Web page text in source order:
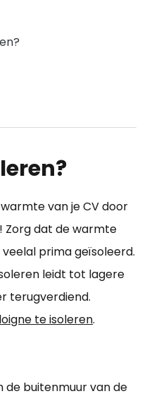
van je CV door
Zorg dat de warmte
prima geïsoleerd.
leidt tot lagere
terugverdiend.
te isoleren.
de buitenmuur van de